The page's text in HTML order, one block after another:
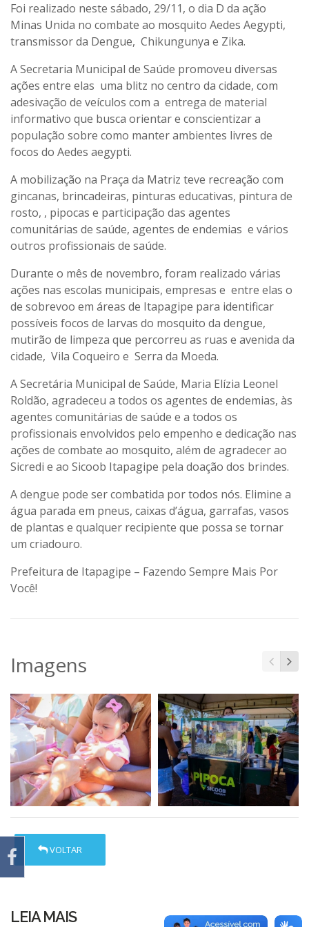
Foi realizado neste sábado, 29/11, o dia D da ação
Minas Unida no combate ao mosquito Aedes Aegypti,
transmissor da Dengue, Chikungunya e Zika.
A Secretaria Municipal de Saúde promoveu diversas
ações entre elas uma blitz no centro da cidade, com
adesivação de veículos com a entrega de material
informativo que busca orientar e conscientizar a
população sobre como manter ambientes livres de
focos do Aedes aegypti.
A mobilização na Praça da Matriz teve recreação com
gincanas, brincadeiras, pinturas educativas, pintura de
rosto, , pipocas e participação das agentes
comunitárias de saúde, agentes de endemias e vários
outros profissionais de saúde.
Durante o mês de novembro, foram realizado várias
ações nas escolas municipais, empresas e entre elas o
de sobrevoo em áreas de Itapagipe para identificar
possíveis focos de larvas do mosquito da dengue,
mutirão de limpeza que percorreu as ruas e avenida da
cidade, Vila Coqueiro e Serra da Moeda.
A Secretária Municipal de Saúde, Maria Elízia Leonel
Roldão, agradeceu a todos os agentes de endemias, às
agentes comunitárias de saúde e a todos os
profissionais envolvidos pelo empenho e dedicação nas
ações de combate ao mosquito, além de agradecer ao
Sicredi e ao Sicoob Itapagipe pela doação dos brindes.
A dengue pode ser combatida por todos nós. Elimine a
água parada em pneus, caixas d’água, garrafas, vasos
de plantas e qualquer recipiente que possa se tornar
um criadouro.
Prefeitura de Itapagipe – Fazendo Sempre Mais Por
Você!
Imagens
VOLTAR
LEIA MAIS